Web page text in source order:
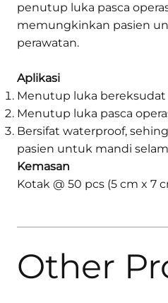
penutup luka pasca
memungkinkan pasien
perawatan.
Aplikasi
Menutup luka bereksudat
Menutup luka pasca
Bersifat waterproof,
pasien untuk mandi
Kemasan
Kotak @ 50 pcs (5 cm x 7
Other